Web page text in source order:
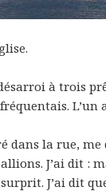
à trois
L’un
dans la rue, me
J’ai dit :
J’ai dit